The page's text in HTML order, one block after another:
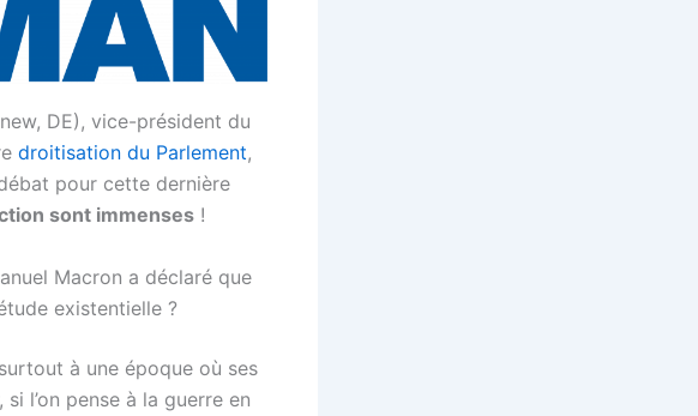
DE), vice-président du
droitisation du Parlement,
pour cette dernière
sont immenses !
Macron a déclaré que
existentielle ?
à une époque où ses
l’on pense à la guerre en